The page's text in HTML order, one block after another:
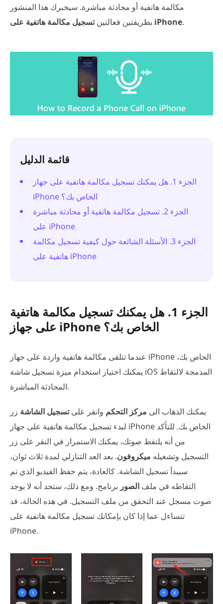
مكالمة هاتفية أو محادثة مباشرة. سيخبرك هذا المنشور
بطريقتين فعالتين تسجيل مكالمة هاتفية على iPhone.
قائمة الدليل
الجزء 1. هل يمكنك تسجيل مكالمة هاتفية على جهاز
iPhone الخاص بك؟
الجزء 2. تسجيل مكالمة هاتفية أو محادثة مباشرة
على iPhone
الجزء 3. الأسئلة الشائعة حول كيفية تسجيل مكالمة
هاتفية على iPhone
الجزء 1. هل يمكنك تسجيل مكالمة هاتفية
على جهاز iPhone الخاص بك؟
عندما تتلقى مكالمة هاتفية واردة على جهاز iPhone الخاص بك،
يمكنك اختيار استخدام ميزة تسجيل شاشة iOS المدمجة لالتقاط
المحادثة المباشرة.
يمكنك الذهاب الى مركز التحكم وانقر علىتسجيل الشاشة زر
لبدء تسجيل مكالمة هاتفية على جهاز iPhone الخاص بك. للتأكد
من أنه يلتقط صوتك، يمكنك الاستمرار في النقر على زر
التسجيل وتشغيله ميكروفون. بعد العد التنازلي لمدة ثلاث ثوان،
سيبدأ تسجيل الشاشة. كالعادة، يتم حفظ الفيديو الذي تم
التقاطه في ملف الصور برنامج. ومع ذلك، ستجد أنه لا يوجد
صوت مسجل عند التحقق من ملف التسجيل. في هذه الحالة، قد
تتساءل عما إذا كان بإمكانك تسجيل مكالمة هاتفية على
iPhone.